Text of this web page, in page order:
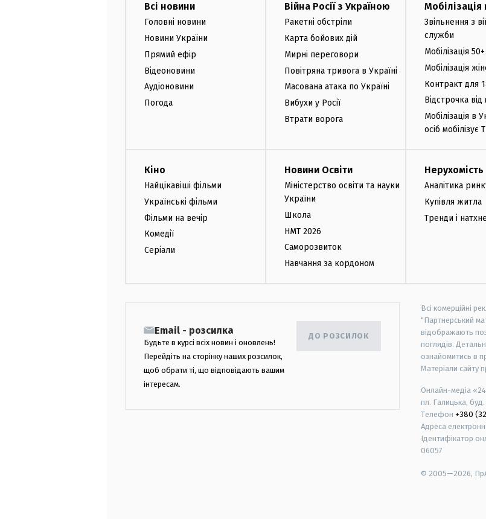
Всі новини
Головні новини
Новини України
Прямий ефір
Відеоновини
Аудіоновини
Погода
Війна Росії з Україною
Ракетні обстріли
Карта бойових дій
Мирні переговори
Повітряна тривога в Україні
Масована атака по Україні
Вибухи у Росії
Втрати ворога
Мобілізація
Звільнення з
служби
Мобілізація 50+
Мобілізація
Контракт для
Відстрочка від
Мобілізація в
осіб мобілізує
Кіно
Найцікавіші фільми
Українські фільми
Фільми на вечір
Комедії
Серіали
Новини Освіти
Міністерство освіти та науки
України
Школа
НМТ 2026
Саморозвиток
Навчання за кордоном
Нерухомість
Аналітика
Купівля житла
Тренди і
Email - розсилка
Будьте в курсі всіх новин і оновлень!
Перейдіть на сторінку наших розсилок,
щоб обрати ті, що відповідають вашим
інтересам.
ДО РОЗСИЛОК
Всі комерційні
"Партнерський
відображають
поглядів.
ознайомитись в
Матеріали сайту
Онлайн-медіа
пл. Галицька,
Телефон +380
Адреса
Ідентифікатор
06057
© 2005—2026,